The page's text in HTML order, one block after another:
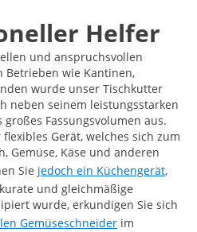
Helfer
und anspruchsvollen
Betrieben wie Kantinen,
wurde unser Tischkutter
neben seinem leistungsstarken
Fassungsvolumen aus.
Gerät, welches sich zum
Gemüse, Käse und anderen
Sie jedoch ein Küchengerät,
und gleichmäßige
wurde, erkundigen Sie sich
Gemüseschneider im